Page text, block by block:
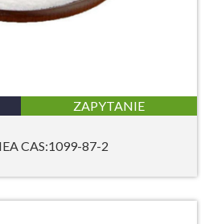
ZAPYTANIE
CAS:1099-87-2